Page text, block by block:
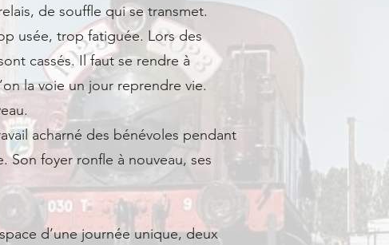
de souffle qui se transmet.
usée, trop fatiguée. Lors des
cassés. Il faut se rendre à
la voie un jour reprendre vie.
acharné des bénévoles pendant
Son foyer ronfle à nouveau, ses
d’une journée unique, deux